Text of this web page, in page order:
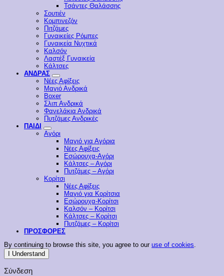
Τσάντες Θαλάσσης
Σουτιέν
Κομπινεζόν
Πιτζάμες
Γυναικείες Ρόμπες
Γυναικεία Νυχτικά
Καλσόν
Λαστέξ Γυναικεία
Κάλτσες
ΑΝΔΡΑΣ
Νέες Αφίξεις
Μαγιό Ανδρικά
Boxer
Σλιπ Ανδρικά
Φανελάκια Ανδρικά
Πυτζάμες Ανδρικές
ΠΑΙΔΙ
Αγόρι
Μαγιό για Αγόρια
Νέες Αφίξεις
Εσώρουχα-Αγόρι
Κάλτσες – Αγόρι
Πυτζάμες – Αγόρι
Κορίτσι
Νέες Αφίξεις
Μαγιό για Κορίτσια
Εσώρουχα-Κορίτσι
Καλσόν – Κορίτσι
Κάλτσες – Κορίτσι
Πυτζάμες – Κορίτσι
ΠΡΟΣΦΟΡΕΣ
By continuing to browse this site, you agree to our use of cookies.
I Understand
Σύνδεση